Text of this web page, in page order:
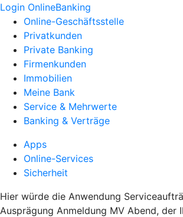
Login OnlineBanking
Online-Geschäftsstelle
Privatkunden
Private Banking
Firmenkunden
Immobilien
Meine Bank
Service & Mehrwerte
Banking & Verträge
Apps
Online-Services
Sicherheit
Hier würde die Anwendung
Ausprägung Anmeldung MV Abend, der